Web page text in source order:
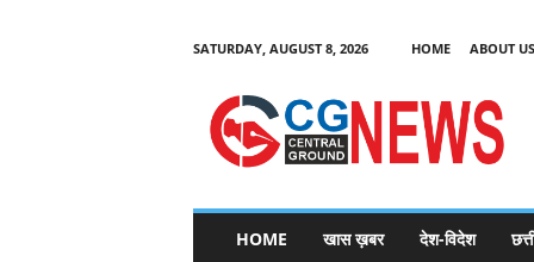
SATURDAY, AUGUST 8, 2026 HOME ABOUT US
C
HOME खास ख़बर देश-विदेश